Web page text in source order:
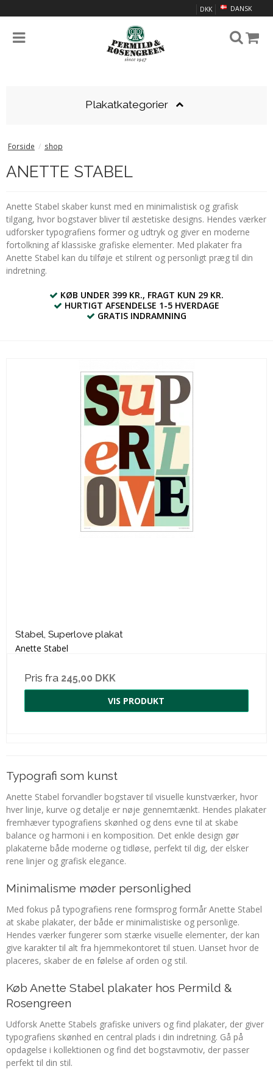
DANSK
DKK
Plakatkategorier
Forside / shop
ANETTE STABEL
Anette Stabel skaber kunst med en minimalistisk og grafisk
tilgang, hvor bogstaver bliver til æstetiske designs. Hendes værker
udforsker typografiens former og udtryk og giver en moderne
fortolkning af klassiske grafiske elementer. Med plakater fra
Anette Stabel kan du tilføje et stilrent og personligt præg til din
indretning.
KØB UNDER 399 KR., FRAGT KUN 29 KR.
HURTIGT AFSENDELSE 1-5 HVERDAGE
GRATIS INDRAMNING
Stabel, Superlove plakat
Anette Stabel
Pris fra 245,00 DKK
VIS PRODUKT
Typografi som kunst
Anette Stabel forvandler bogstaver til visuelle kunstværker, hvor
hver linje, kurve og detalje er nøje gennemtænkt. Hendes plakater
fremhæver typografiens skønhed og dens evne til at skabe
balance og harmoni i en komposition. Det enkle design gør
plakaterne både moderne og tidløse, perfekt til dig, der elsker
rene linjer og grafisk elegance.
Minimalisme møder personlighed
Med fokus på typografiens rene formsprog formår Anette Stabel
at skabe plakater, der både er minimalistiske og personlige.
Hendes værker fungerer som stærke visuelle elementer, der kan
give karakter til alt fra hjemmekontoret til stuen. Uanset hvor de
placeres, skaber de en følelse af orden og stil.
Køb Anette Stabel plakater hos Permild &
Rosengreen
Udforsk Anette Stabels grafiske univers og find plakater, der giver
typografiens skønhed en central plads i din indretning. Gå på
opdagelse i kollektionen og find det bogstavmotiv, der passer
perfekt til din stil.